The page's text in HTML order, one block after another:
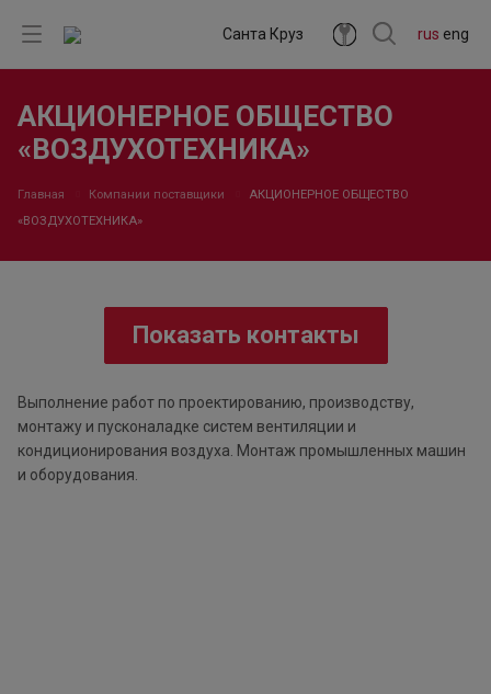
rus eng
Санта Круз
АКЦИОНЕРНОЕ ОБЩЕСТВО
«ВОЗДУХОТЕХНИКА»
Главная Компании поставщики
АКЦИОНЕРНОЕ ОБЩЕСТВО
«ВОЗДУХОТЕХНИКА»
Показать контакты
Выполнение работ по проектированию, производству,
монтажу и пусконаладке систем вентиляции и
кондиционирования воздуха. Монтаж промышленных машин
и оборудования.